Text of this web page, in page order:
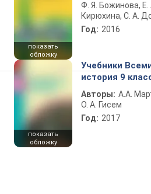
показать
обложку
Ф. Я. Божинова, Е.
Кирюхина, С. А.
Год: 2016
показать
обложку
Учебники
история 9
Авторы: А.А.
О. А. Гисем
Год: 2017